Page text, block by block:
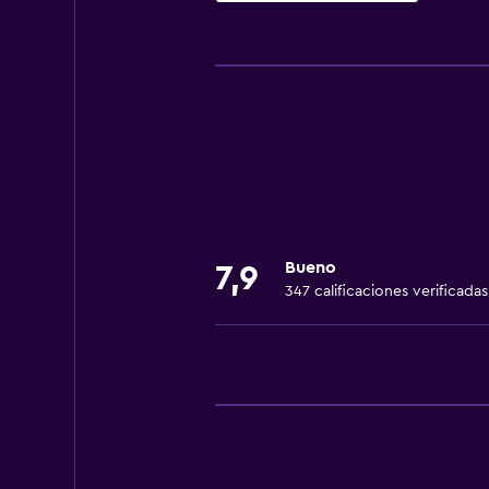
Senderismo
Venta de pases de esquí
7,9 Bueno
347 calificaciones verificadas